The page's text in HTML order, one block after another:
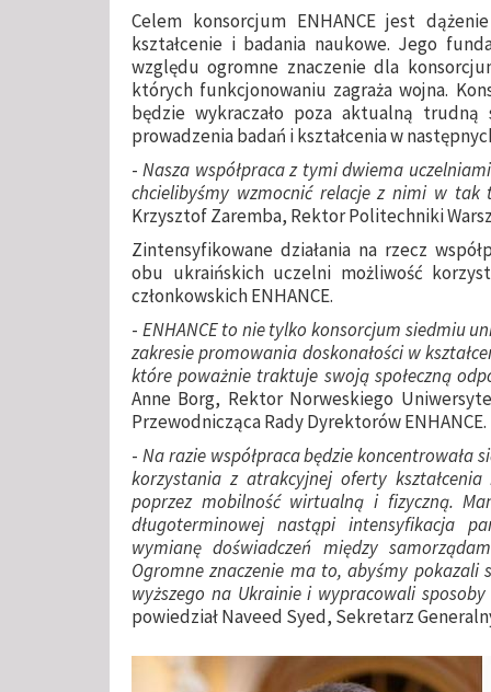
Celem konsorcjum ENHANCE jest
kształcenie i badania naukowe. Jego
względu ogromne znaczenie dla
których funkcjonowaniu zagraża wojna.
będzie wykraczało poza aktualną
prowadzenia badań i kształcenia w
-Nasza współpraca z tymi dwiema
chcielibyśmy wzmocnić relacje z nimi w
Krzysztof Zaremba, Rektor Politechniki
Zintensyfikowane działania na rzecz
obu ukraińskich uczelni możliwość
członkowskich ENHANCE.
- ENHANCE to nie tylko konsorcjum siedmiu
zakresie promowania doskonałości w
które poważnie traktuje swoją społeczną
Anne Borg, Rektor Norweskiego
Przewodnicząca Rady Dyrektorów ENHANCE.
- Na razie współpraca będzie koncentrowała
korzystania z atrakcyjnej oferty kształcenia
poprzez mobilność wirtualną i fizyczną.
długoterminowej nastąpi intensyfikacja
wymianę doświadczeń między
Ogromne znaczenie ma to, abyśmy
wyższego na Ukrainie i wypracowali
powiedział Naveed Syed, Sekretarz